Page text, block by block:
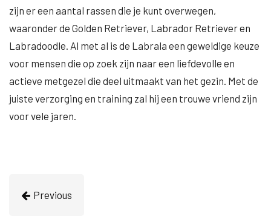
zijn er een aantal rassen die je kunt overwegen,
waaronder de Golden Retriever, Labrador Retriever en
Labradoodle. Al met al is de Labrala een geweldige keuze
voor mensen die op zoek zijn naar een liefdevolle en
actieve metgezel die deel uitmaakt van het gezin. Met de
juiste verzorging en training zal hij een trouwe vriend zijn
voor vele jaren.
Previous